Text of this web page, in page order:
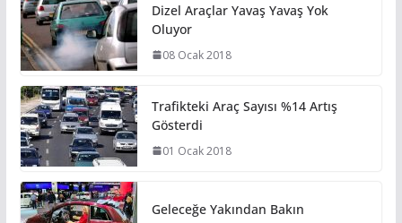
Dizel Araçlar Yavaş Yavaş Yok
Oluyor
08 Ocak 2018
Trafikteki Araç Sayısı %14 Artış
Gösterdi
01 Ocak 2018
Geleceğe Yakından Bakın